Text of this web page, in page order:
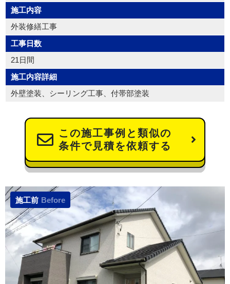
施工内容
外装修繕工事
工事日数
21日間
施工内容詳細
外壁塗装、シーリング工事、付帯部塗装
この施工事例と類似の
条件で見積を依頼する
施工前 Before